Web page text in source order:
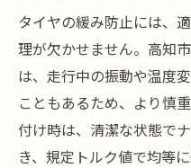
タイヤの緩み防止には、
理が欠かせません。高知
は、走行中の振動や温度
こともあるため、より慎
付け時は、清潔な状態で
き、規定トルク値で均等